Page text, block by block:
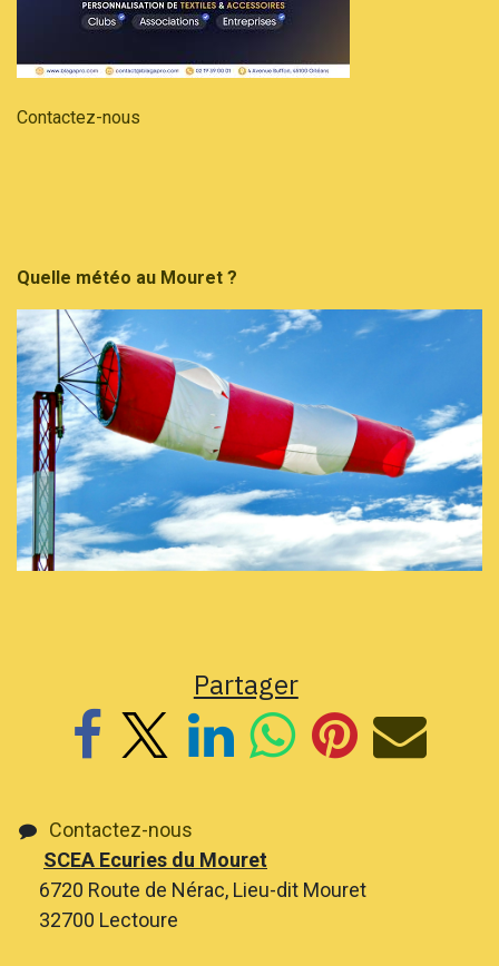
Contactez-nous
Quelle météo au Mouret ?
Partager
Contactez-nous
SCEA Ecuries du Mouret
6720 Route de Nérac, Lieu-dit Mouret
32700 Lectoure